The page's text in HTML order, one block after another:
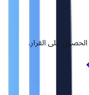
على القرار.